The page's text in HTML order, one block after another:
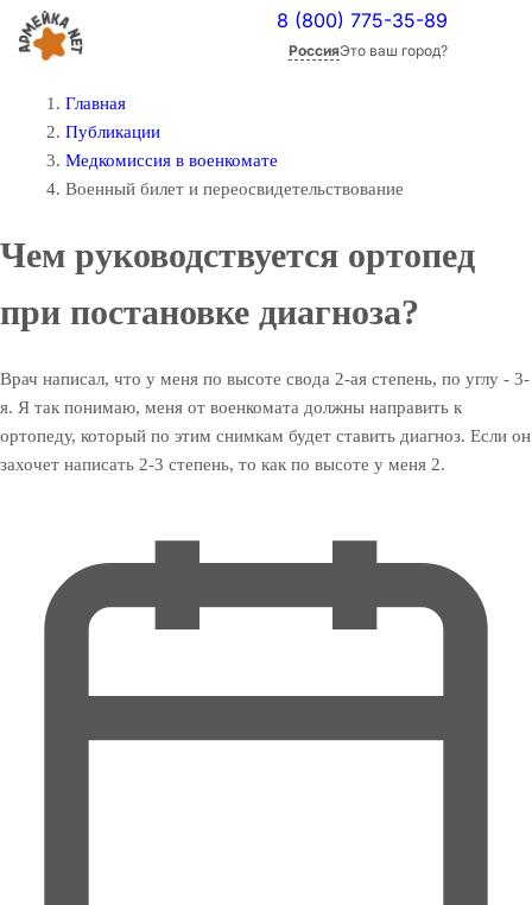
8 (800) 775-35-89
РоссияЭто ваш город?
Главная
Публикации
Медкомиссия в военкомате
Военный билет и переосвидетельствование
Чем руководствуется ортопед
при постановке диагноза?
Врач написал, что у меня по высоте свода 2-ая степень, по углу - 3-
я. Я так понимаю, меня от военкомата должны направить к
ортопеду, который по этим снимкам будет ставить диагноз. Если он
захочет написать 2-3 степень, то как по высоте у меня 2.